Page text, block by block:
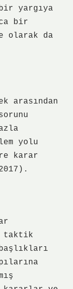
yargıya
bir
olarak da
arasından
yolu
karar
taktik